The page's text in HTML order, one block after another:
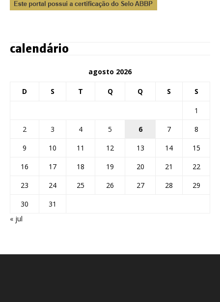
calendário
agosto 2026
D S T Q Q S S
1
2
3 4 5 6 7
8
9
10 11 12 13 14
15
16
17 18 19 20 21
22
23
24 25 26 27 28
29
30
31
« jul